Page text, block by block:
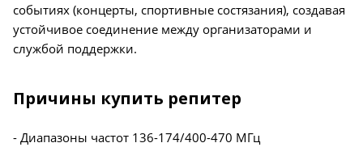
событиях (концерты, спортивные состязания), создавая
устойчивое соединение между организаторами и
службой поддержки.
Причины купить репитер
- Диапазоны частот 136-174/400-470 МГц